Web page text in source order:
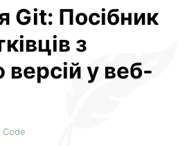
Git: Посібник
з
у веб-
Code